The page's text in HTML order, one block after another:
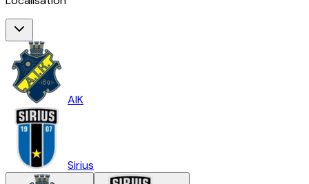
AIK
Sirius